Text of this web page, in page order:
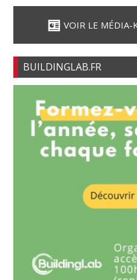
VOIR LE MÉDIA-
BUILDINGLAB.FR